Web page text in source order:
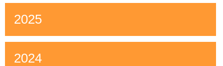
2025
2024